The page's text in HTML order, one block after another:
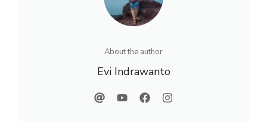
About the author
Evi Indrawanto